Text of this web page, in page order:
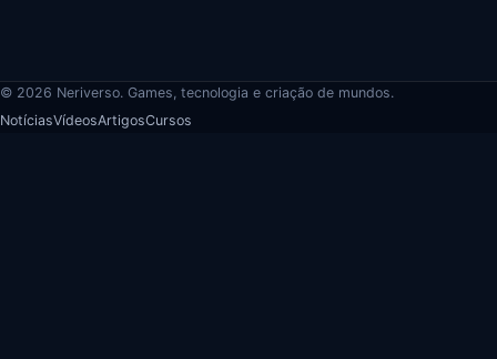
© 2026 Neriverso. Games, tecnologia e criação de mundos.
NotíciasVídeosArtigosCursos